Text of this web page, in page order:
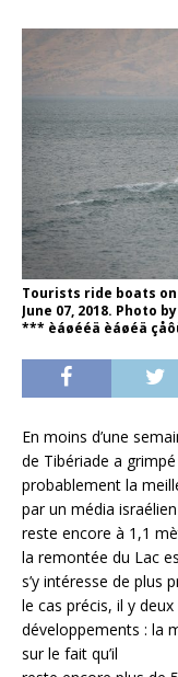
Tourists ride boats
June 07, 2018. Photo
*** èáøééä èáøéä
En moins d’une
de Tibériade a
probablement la
par un média
reste encore à 1,1
la remontée du Lac
s’y intéresse de plus
le cas précis, il y
développements : la
sur le fait qu’il